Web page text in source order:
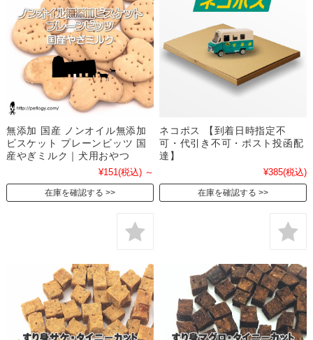
無添加 国産 ノンオイル無添加
ビスケット プレーンビッツ 国
産やぎミルク｜犬用おやつ
¥151 (税込) ～
在庫を確認する
ネコポス 【到着日時指定不
可・代引き不可・ポスト投函配
達】
¥385(税込)
在庫を確認する